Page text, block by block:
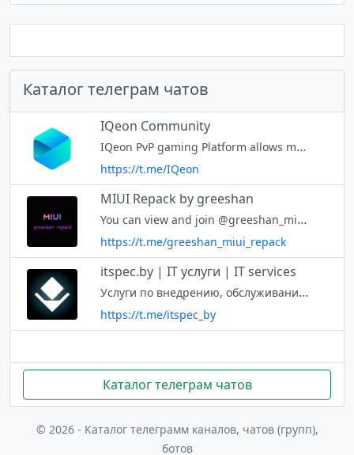
Каталог телеграм чатов
IQeon Community
IQeon PvP gaming Platform allows monetizing your intellectual and other in-game achievements. Website: https://iqeon.io Announcements: @IQeon_news
https://t.me/IQeon
MIUI Repack by greeshan
You can view and join @greeshan_miui_repack right away.
https://t.me/greeshan_miui_repack
itspec.by | IT услуги | IT services
Услуги по внедрению, обслуживанию и модернизации ИТ-инфраструктуры. Обслуживание организаций и ИП. Ремонт техники.
https://t.me/itspec_by
Каталог телеграм чатов
© 2026 - Каталог телеграмм каналов, чатов (групп),
ботов